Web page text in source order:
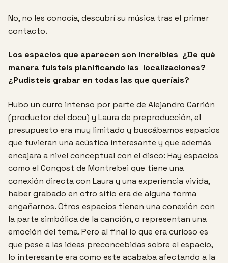
No, no les conocía, descubrí su música tras el primer
contacto.
Los espacios que aparecen son increibles ¿De qué
manera fuisteis planificando las localizaciones?
¿Pudisteis grabar en todas las que queríais?
Hubo un curro intenso por parte de Alejandro Carrión
(productor del docu) y Laura de preproducción, el
presupuesto era muy limitado y buscábamos espacios
que tuvieran una acústica interesante y que además
encajara a nivel conceptual con el disco: Hay espacios
como el Congost de Montrebei que tiene una
conexión directa con Laura y una experiencia vivida,
haber grabado en otro sitio era de alguna forma
engañarnos. Otros espacios tienen una conexión con
la parte simbólica de la canción, o representan una
emoción del tema. Pero al final lo que era curioso es
que pese a las ideas preconcebidas sobre el espacio,
lo interesante era como este acababa afectando a la